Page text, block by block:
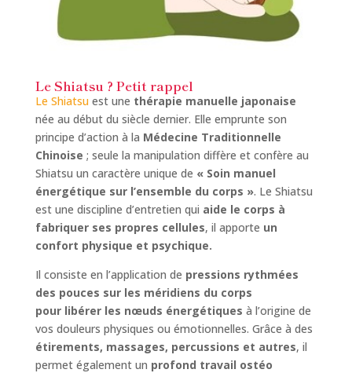
Le Shiatsu ? Petit rappel
Le Shiatsuest une thérapie manuelle japonaise
née au début du siècle dernier. Elle emprunte son
principe d’action à la Médecine Traditionnelle
Chinoise ; seule la manipulation diffère et confère au
Shiatsu un caractère unique de « Soin manuel
énergétique sur l’ensemble du corps ». Le Shiatsu
est une discipline d’entretien qui aide le corps à
fabriquer ses propres cellules, il apporte un
confort physique et psychique.
Il consiste en l’application de pressions rythmées
des pouces sur les méridiens du corps
pour libérer les nœuds énergétiques à l’origine de
vos douleurs physiques ou émotionnelles. Grâce à des
étirements, massages, percussions et autres, il
permet également un profond travail ostéo